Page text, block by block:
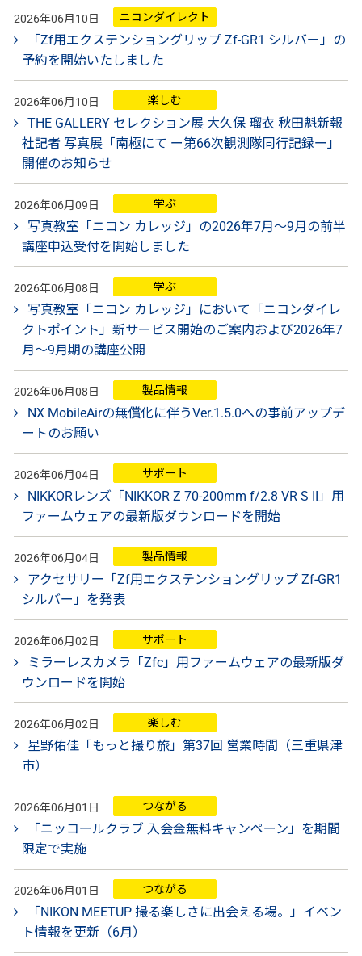
2026年06月10日 ニコンダイレクト
「Zf用エクステンショングリップ Zf-GR1 シルバー」の
予約を開始いたしました
2026年06月10日 楽しむ
THE GALLERY セレクション展 大久保 瑠衣 秋田魁新報
社記者 写真展「南極にて ー第66次観測隊同行記録ー」
開催のお知らせ
2026年06月09日 学ぶ
写真教室「ニコン カレッジ」の2026年7月～9月の前半
講座申込受付を開始しました
2026年06月08日 学ぶ
写真教室「ニコン カレッジ」において「ニコンダイレ
クトポイント」新サービス開始のご案内および2026年7
月～9月期の講座公開
2026年06月08日 製品情報
NX MobileAirの無償化に伴うVer.1.5.0への事前アップデ
ートのお願い
2026年06月04日 サポート
NIKKORレンズ「NIKKOR Z 70-200mm f/2.8 VR S II」用
ファームウェアの最新版ダウンロードを開始
2026年06月04日 製品情報
アクセサリー「Zf用エクステンショングリップ Zf-GR1
シルバー」を発表
2026年06月02日 サポート
ミラーレスカメラ「Zfc」用ファームウェアの最新版ダ
ウンロードを開始
2026年06月02日 楽しむ
星野佑佳「もっと撮り旅」第37回 営業時間（三重県津
市）
2026年06月01日 つながる
「ニッコールクラブ 入会金無料キャンペーン」を期間
限定で実施
2026年06月01日 つながる
「NIKON MEETUP 撮る楽しさに出会える場。」イベン
ト情報を更新（6月）